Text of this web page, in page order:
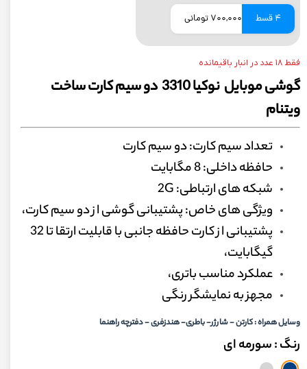
4 قسط 700,000 تومانی
فقط ۱۸ عدد در انبار باقیمانده
گوشی موبایل نوکیا 3310 دو سیم کارت ساخت
ویتنام
تعداد سیم کارت: دو سیم کارت
حافظه داخلی: 8 مگابایت
شبکه های ارتباطی: 2G
ویژگی های خاص: پشتیبانی گوشی از دو سیم کارت،
پشتیبانی از کارت حافظه جانبی با قابلیت ارتقا تا 32
گیگابایت،
عملکرد مناسب باتری،
مجهز به نمایشگر رنگی
وسایل همراه : کارتن - شارژر- باطری- هندزفری - دفترچه راهنما
رنگ: سورمه ای